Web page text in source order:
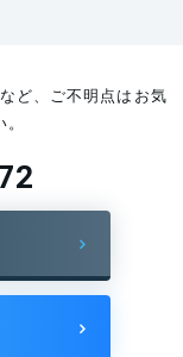
ど、ご不明点はお気